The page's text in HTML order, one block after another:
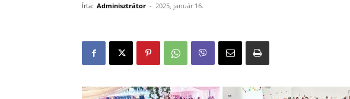
Írta: Adminisztrátor - 2025, január 16.